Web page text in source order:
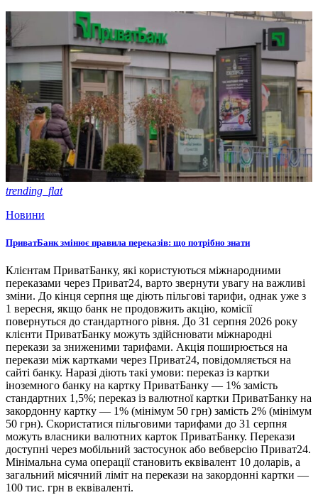
trending_flat
Новини
ПриватБанк змінює правила переказів: що потрібно знати
Клієнтам ПриватБанку, які користуються міжнародними
переказами через Приват24, варто звернути увагу на важливі
зміни. До кінця серпня ще діють пільгові тарифи, однак уже з
1 вересня, якщо банк не продовжить акцію, комісії
повернуться до стандартного рівня. До 31 серпня 2026 року
клієнти ПриватБанку можуть здійснювати міжнародні
перекази за зниженими тарифами. Акція поширюється на
перекази між картками через Приват24, повідомляється на
сайті банку. Наразі діють такі умови: переказ із картки
іноземного банку на картку ПриватБанку — 1% замість
стандартних 1,5%; переказ із валютної картки ПриватБанку на
закордонну картку — 1% (мінімум 50 грн) замість 2% (мінімум
50 грн). Скористатися пільговими тарифами до 31 серпня
можуть власники валютних карток ПриватБанку. Перекази
доступні через мобільний застосунок або вебверсію Приват24.
Мінімальна сума операції становить еквівалент 10 доларів, а
загальний місячний ліміт на перекази на закордонні картки —
100 тис. грн в еквіваленті.